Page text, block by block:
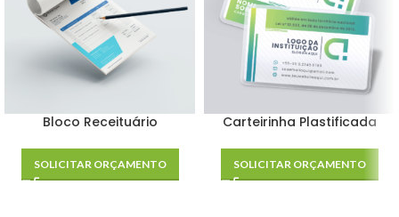
Bloco Receituário
SOLICITAR ORÇAMENTO
Carteirinha Plastificada
SOLICITAR ORÇAMENTO